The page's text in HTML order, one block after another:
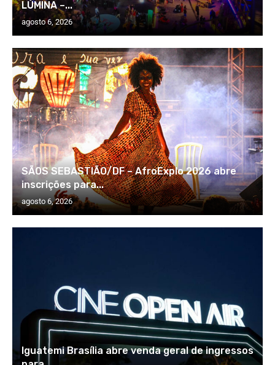
LÚMINA –...
agosto 6, 2026
SÃOS SEBASTIÃO/DF – AfroExplo 2026 abre
inscrições para...
agosto 6, 2026
Iguatemi Brasília abre venda geral de ingressos